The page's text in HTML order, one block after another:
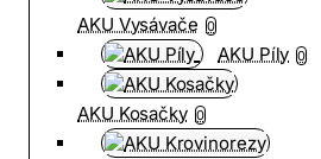
AKU Vysávače 0
AKU Píly 0
AKU Kosačky 0